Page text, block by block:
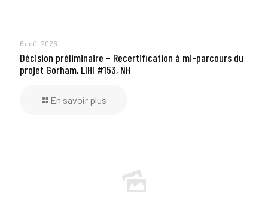
6 août 2026
Décision préliminaire – Recertification à mi-parcours du
projet Gorham, LIHI #153, NH
En savoir plus